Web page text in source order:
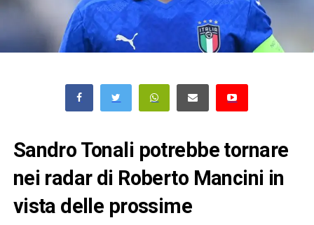
Sandro Tonali potrebbe tornare
nei radar di Roberto Mancini in
vista delle prossime